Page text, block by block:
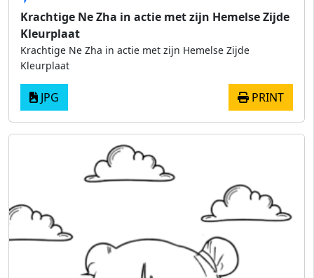
Krachtige Ne Zha in actie met zijn Hemelse Zijde
Kleurplaat
Krachtige Ne Zha in actie met zijn Hemelse Zijde
Kleurplaat
JPG PRINT